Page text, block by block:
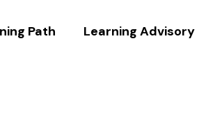
Path Learning Advisory